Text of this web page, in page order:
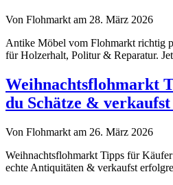
Von Flohmarkt am 28. März 2026
Antike Möbel vom Flohmarkt richtig
für Holzerhalt, Politur & Reparatur.
Weihnachtsflohmarkt
du Schätze &
Von Flohmarkt am 26. März 2026
Weihnachtsflohmarkt Tipps für
echte Antiquitäten & verkaufst